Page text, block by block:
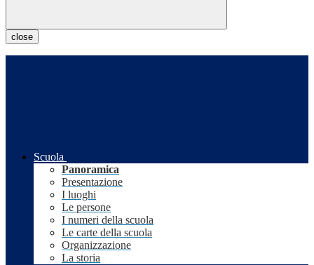
close
Scuola
Panoramica
Presentazione
I luoghi
Le persone
I numeri della scuola
Le carte della scuola
Organizzazione
La storia